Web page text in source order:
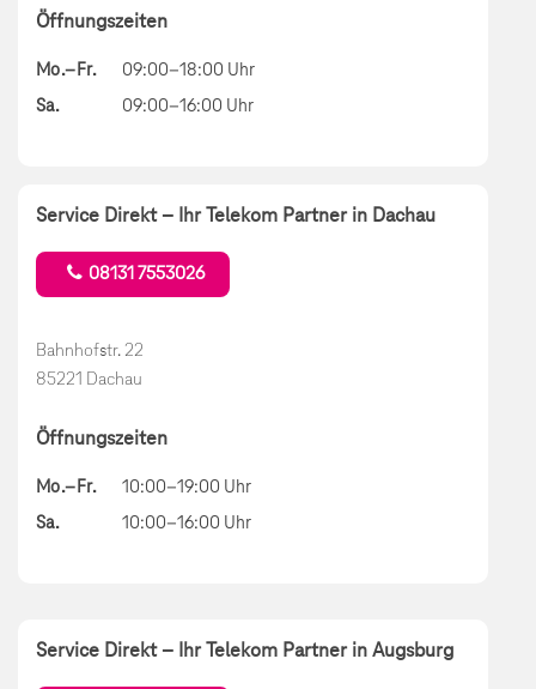
Öffnungszeiten
Mo.–Fr.
09:00–18:00 Uhr
Sa.
09:00–16:00 Uhr
Service Direkt – Ihr Telekom Partner in Dachau
08131 7553026
Bahnhofstr. 22
85221 Dachau
Öffnungszeiten
Mo.–Fr.
10:00–19:00 Uhr
Sa.
10:00–16:00 Uhr
Service Direkt – Ihr Telekom Partner in Augsburg